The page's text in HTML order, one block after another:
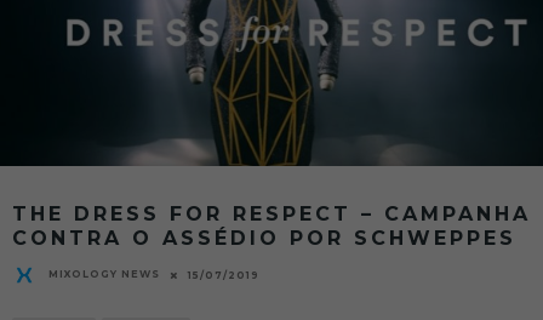
THE DRESS FOR RESPECT – CAMPANHA
CONTRA O ASSÉDIO POR SCHWEPPES
MIXOLOGY NEWS 15/07/2019